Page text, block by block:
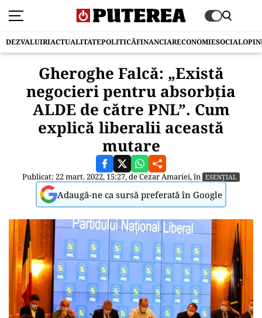
DEZVALUIRIACTUALITATEPOLITICĂFINANCIARECONOMIESOCIAL
Gheroghe Falcă: „Există
negocieri pentru absorbția
ALDE de către PNL”. Cum
explică liberalii această
mutare
Publicat: 22 mart. 2022, 15:27, deCezar Amariei, în ESENȚIAL
Adaugă-ne ca sursă preferată în Google